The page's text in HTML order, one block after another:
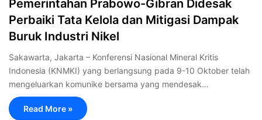
Pemerintahan Prabowo-Gibran Didesak
Perbaiki Tata Kelola dan Mitigasi Dampak
Buruk Industri Nikel
Sakawarta, Jakarta – Konferensi Nasional Mineral Kritis
Indonesia (KNMKI) yang berlangsung pada 9-10 Oktober telah
mengeluarkan komunike bersama yang mendesak…
Read More »